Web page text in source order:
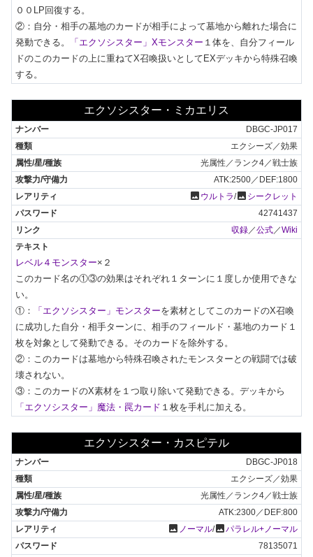
００LP回復する。
②：自分・相手の墓地のカードが相手によって墓地から離れた場合に
発動できる。
「エクソシスター」Xモンスター １体を、自分フィール
ドのこのカードの上に重ねてX召喚扱いとしてEXデッキから特殊召喚
する。
エクソシスター・ミカエリス
DBGC-JP017
エクシーズ／効果
光属性／ランク4／戦士族
ATK:2500／DEF:1800
photo ウルトラ/photo シークレット
42741437
収録／公式／Wiki
レベル４モンスター×２
このカード名の①③の効果はそれぞれ１ターンに１度しか使用できな
い。
①：
「エクソシスター」モンスターを素材としてこのカードのX召喚
に成功した自分・相手ターンに、相手のフィールド・墓地のカード１
枚を対象として発動できる。そのカードを除外する。
②：このカードは墓地から特殊召喚されたモンスターとの戦闘では破
壊されない。
③：このカードのX素材を１つ取り除いて発動できる。デッキから
「エクソシスター」魔法・罠カード １枚を手札に加える。
エクソシスター・カスピテル
DBGC-JP018
エクシーズ／効果
光属性／ランク4／戦士族
ATK:2300／DEF:800
photo ノーマル/photoパラレル+ノーマル
78135071